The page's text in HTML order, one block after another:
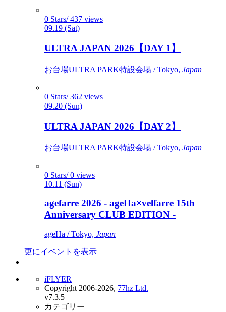
0 Stars/ 437 views
09.19 (Sat)
ULTRA JAPAN 2026【DAY 1】
お台場ULTRA PARK特設会場 / Tokyo, Japan
0 Stars/ 362 views
09.20 (Sun)
ULTRA JAPAN 2026【DAY 2】
お台場ULTRA PARK特設会場 / Tokyo, Japan
0 Stars/ 0 views
10.11 (Sun)
agefarre 2026 - ageHa×velfarre 15th
Anniversary CLUB EDITION -
ageHa / Tokyo, Japan
更にイベントを表示
iFLYER
Copyright 2006-2026, 77hz Ltd.
v7.3.5
カテゴリー